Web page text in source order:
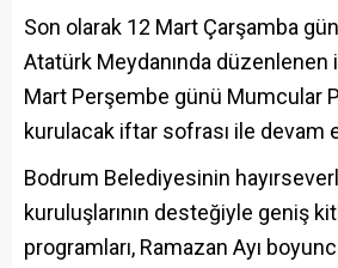
Son olarak 12 Mart Çarşamba
Atatürk Meydanında düzenlenen
Mart Perşembe günü Mumcular
kurulacak iftar sofrası ile devam
Bodrum Belediyesinin
kuruluşlarının desteğiyle geniş
programları, Ramazan Ayı